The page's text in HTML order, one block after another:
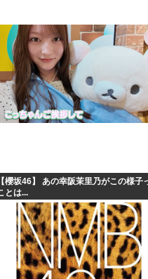
たライン、見るに耐...
カは気持ち悪い...
4分の1が消滅して...
おばさんのせいで無く...
着を着たいねん」60...
動画が流出しやりす...
も切開排膿で無事しな...
【櫻坂46】 あの幸阪茉里乃がこの様子
とは...